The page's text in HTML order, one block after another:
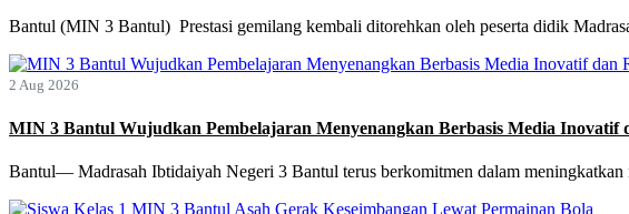
Bantul (MIN 3 Bantul) Prestasi gemilang kembali ditorehkan oleh peserta didik
2 Aug 2026
MIN 3 Bantul Wujudkan Pembelajaran Menyenangkan Berbasis Media Inovatif
Bantul— Madrasah Ibtidaiyah Negeri 3 Bantul terus berkomitmen dalam